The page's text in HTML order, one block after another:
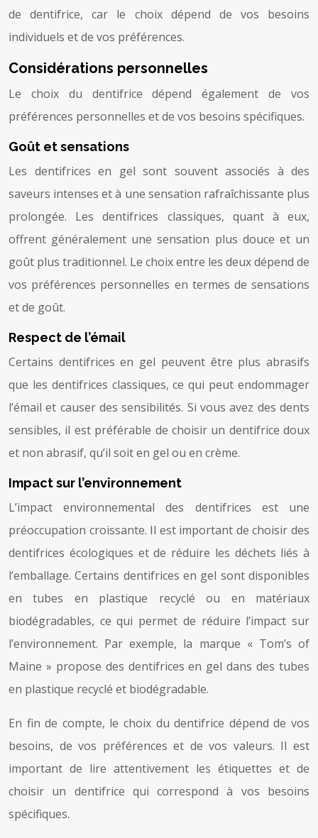
de dentifrice, car le choix dépend de vos besoins
individuels et de vos préférences.
Considérations personnelles
Le choix du dentifrice dépend également de vos
préférences personnelles et de vos besoins spécifiques.
Goût et sensations
Les dentifrices en gel sont souvent associés à des
saveurs intenses et à une sensation rafraîchissante plus
prolongée. Les dentifrices classiques, quant à eux,
offrent généralement une sensation plus douce et un
goût plus traditionnel. Le choix entre les deux dépend de
vos préférences personnelles en termes de sensations
et de goût.
Respect de l’émail
Certains dentifrices en gel peuvent être plus abrasifs
que les dentifrices classiques, ce qui peut endommager
l’émail et causer des sensibilités. Si vous avez des dents
sensibles, il est préférable de choisir un dentifrice doux
et non abrasif, qu’il soit en gel ou en crème.
Impact sur l’environnement
L’impact environnemental des dentifrices est une
préoccupation croissante. Il est important de choisir des
dentifrices écologiques et de réduire les déchets liés à
l’emballage. Certains dentifrices en gel sont disponibles
en tubes en plastique recyclé ou en matériaux
biodégradables, ce qui permet de réduire l’impact sur
l’environnement. Par exemple, la marque « Tom’s of
Maine » propose des dentifrices en gel dans des tubes
en plastique recyclé et biodégradable.
En fin de compte, le choix du dentifrice dépend de vos
besoins, de vos préférences et de vos valeurs. Il est
important de lire attentivement les étiquettes et de
choisir un dentifrice qui correspond à vos besoins
spécifiques.